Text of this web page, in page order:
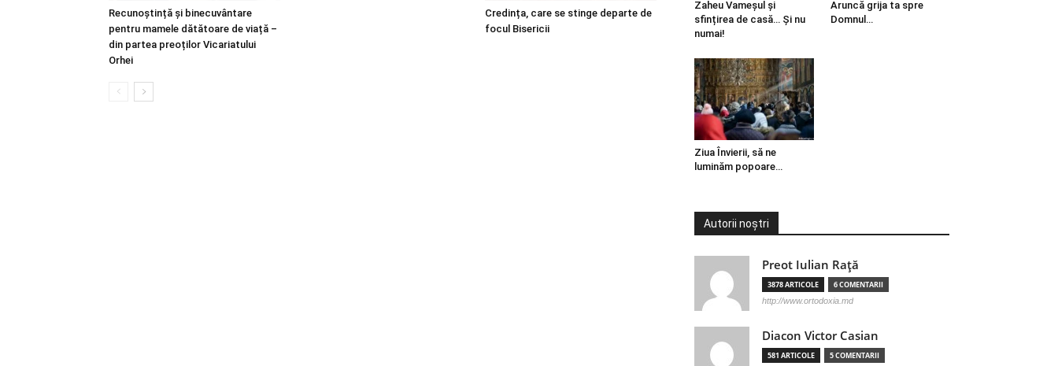
Recunoștință și binecuvântare
pentru mamele dătătoare de viață –
din partea preoților Vicariatului
Orhei
Credința, care se stinge departe de
focul Bisericii
Zaheu Vameșul și
sfințirea de casă… Și nu
numai!
Aruncă grija ta spre
Domnul…
Ziua Învierii, să ne
luminăm popoare…
Autorii noștri
Preot Iulian Raţă
3878 ARTICOLE 6 COMENTARII
http://www.ortodoxia.md
Diacon Victor Casian
581 ARTICOLE 5 COMENTARII